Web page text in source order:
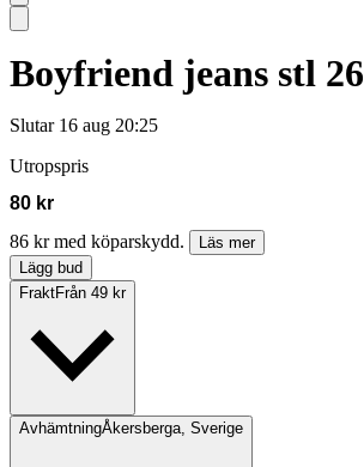
Boyfriend jeans stl 26
Slutar 16 aug 20:25
Utropspris
80 kr
86 kr med köparskydd.
Läs mer
Lägg bud
FraktFrån 49 kr
AvhämtningÅkersberga, Sverige